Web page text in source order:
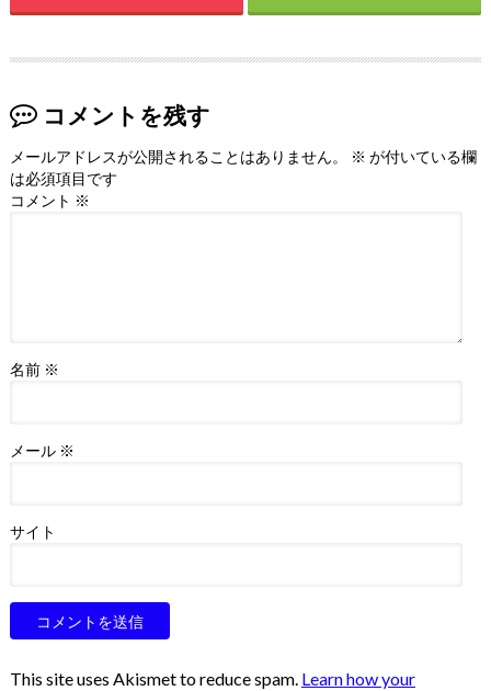
コメントを残す
メールアドレスが公開されることはありません。 ※ が付いている欄
は必須項目です
コメント ※
名前 ※
メール ※
サイト
This site uses Akismet to reduce spam. Learn how your